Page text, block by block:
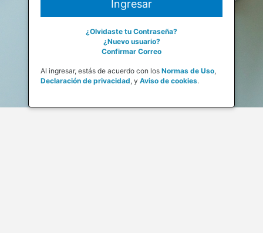
¿Olvidaste tu Contraseña?
¿Nuevo usuario?
Confirmar Correo
Al ingresar, estás de acuerdo con los Normas de Uso,
Declaración de privacidad, y Aviso de cookies.